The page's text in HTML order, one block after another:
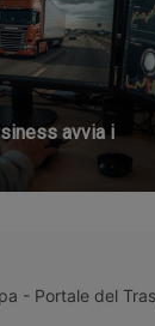
avvia i
- Portale del